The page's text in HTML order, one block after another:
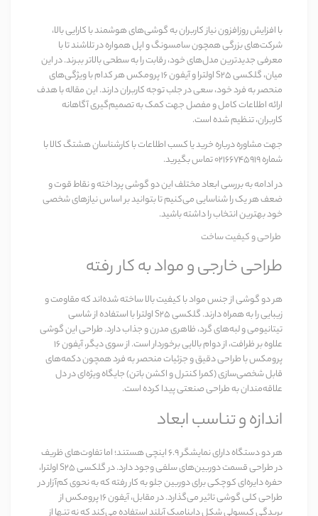
با افزایش روزافزون نیاز کاربران به گوشی‌های هوشمند با کارایی بالا،
شرکت‌های بزرگی همچون سامسونگ و اپل همواره در تلاشند تا با
معرفی جدیدترین مدل‌های خود، رقابت را به سطحی بالاتر ببرند. در این
میان،گلکسی S25 اولترا وآیفون 16 پرومکس
هر کدام با ویژگی‌های
منحصر به فرد خود، سعی در جلب توجه کاربران دارند. این مقاله با هدف
ارائه اطلاعات کامل و مفصل جهت کمک به تصمیم‌گیری آگاهانه
کاربران، تنظیم شده است.
جهت مشاوره درباره خرید یا کسب اطلاعات با کارشناسان هشتگ کالا با
شماره 02166745919 تماس بگیرید.
در ادامه به بررسی ابعاد مختلف این دو گوشی پرداخته و نقاط قوت و
ضعف هر یک را شناسایی می‌کنیم تا بتوانید بر اساس نیازهای شخصی
خود بهترین انتخاب را داشته باشید.
طراحی و کیفیت ساخت
طراحی خارجی و مواد به کار رفته
هر دو گوشی از جنس مواد با کیفیت بالا ساخته شده‌اند که مقاومت و
زیبایی را به همراه دارند.گلکسی S25 اولترا
با استفاده از شاسی
تیتانیومی و لبه‌های گرد، ظاهری مدرن و جذاب دارد. طراحی این گوشی
علاوه بر ظرافت، از دوام بالایی برخوردار است. از سوی دیگر،
آیفون 16
پرومکسبا طراحی دقیق و جزئیات منحصر به فرد همچون دکمه‌های
قابل شخصی‌سازی (کمرا کنترل و اکشن باتن) جایگاه ویژه‌ای در دل
علاقه‌مندان به طراحی صنعتی پیدا کرده است.
اندازه و تناسب ابعاد
هر دو دستگاه دارای نمایشگر ۶.۹ اینچی هستند؛ اما تفاوت‌های ظریف
در طراحی قسمت دوربین‌های سلفی وجود دارد. درگلکسی S25 اولترا
،
حفره دایره‌ای کوچکی برای دوربین جلو به کار رفته که به نحوی کم‌آزار در
طراحی کلی گوشی تاثیر می‌گذارد. در مقابل،آیفون 16 پرومکس
از
بریدگی کپسولی شکل داینامیک آیلند استفاده می‌کند که نه تنها از